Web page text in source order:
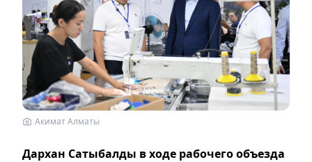
Акимат Алматы
Дархан Сатыбалды в ходе рабочего объезда